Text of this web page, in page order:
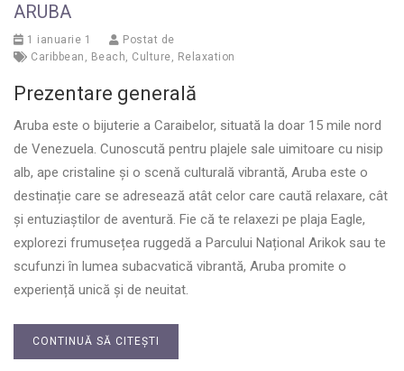
ARUBA
1 ianuarie 1
Postat de
Caribbean , Beach, Culture, Relaxation
Prezentare generală
Aruba este o bijuterie a Caraibelor, situată la doar 15 mile nord
de Venezuela. Cunoscută pentru plajele sale uimitoare cu nisip
alb, ape cristaline și o scenă culturală vibrantă, Aruba este o
destinație care se adresează atât celor care caută relaxare, cât
și entuziaștilor de aventură. Fie că te relaxezi pe plaja Eagle,
explorezi frumusețea ruggedă a Parcului Național Arikok sau te
scufunzi în lumea subacvatică vibrantă, Aruba promite o
experiență unică și de neuitat.
CONTINUĂ SĂ CITEȘTI